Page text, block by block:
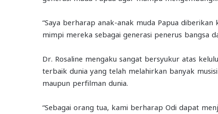
“Saya berharap anak-anak muda Papua
mimpi mereka sebagai generasi penerus bangsa
Dr. Rosaline mengaku sangat bersyukur atas
terbaik dunia yang telah melahirkan banyak
maupun perfilman dunia.
“Sebagai orang tua, kami berharap Odi dapat